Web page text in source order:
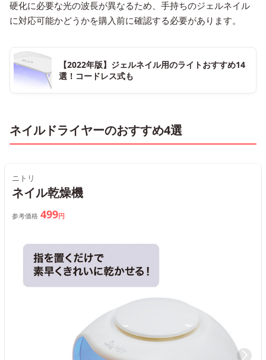
硬化に必要な光の波長が異なるため、手持ちのジェルネイル
に対応可能かどうかを購入前に確認する必要があります。
【2022年版】ジェルネイル用のライトおすすめ14
選！コードレス式も
ネイルドライヤーのおすすめ4選
ニトリ
ネイル乾燥機
参考価格 499円